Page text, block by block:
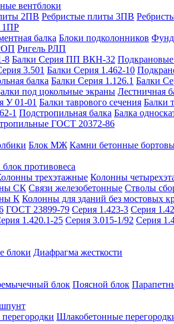
вентблоки
2ПВ Ребристые плиты 3ПВ
1ПР
балка Блоки подколонников
Ригель РЛП
8 Балки Серия ПП ВКН-32 Подкрановые
3.501 Балки Серия 1.462-10
балка Балки Серия 1.126.1 Балки
под цокольные экраны Лестничная
У 01-01 Балки таврового сечения Балки
1 Подстропильная балка Балка
ГОСТ 20372-86
Блок МЖ Камни бетонные
противовеса
трехэтажные Колонны
СК Связи железобетонные Стволы
К Колонны для зданий без мостовых
ГОСТ 23899-79 Серия 1.423-3 Серия
1.420.1-25 Серия 3.015-1/92 Серия
блоки Диафрагма жесткости
блок Поясной блок
Шлакобетонные